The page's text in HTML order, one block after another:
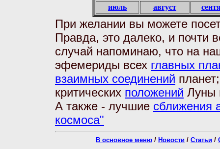
июль
август
При желании вы можете
Правда, это далеко, и почти
случай напоминаю, что на
эфемериды всех главных
взаимных соединений
критических положений Луны
А также - лучшие сближения
космоса"
В основное меню / Новости / Статьи /